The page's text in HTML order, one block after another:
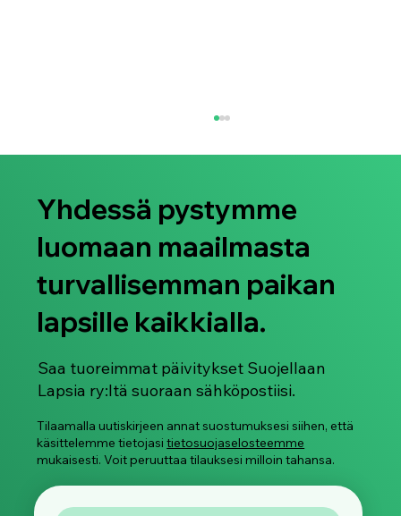
Älylaseja käytetään jo nyt naisten ja
Yhdessä pystymme
luomaan maailmasta
turvallisemman paikan
lapsille kaikkialla.
Saa tuoreimmat päivitykset Suojellaan
Lapsia ry:ltä suoraan sähköpostiisi.
Tilaamalla uutiskirjeen annat suostumuksesi siihen, että
käsittelemme tietojasitietosuojaselosteemme
mukaisesti. Voit peruuttaa tilauksesi milloin tahansa.